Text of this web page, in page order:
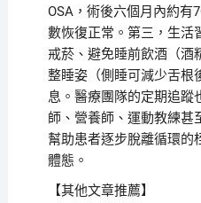
OSA，術後六個月內約有
數恢復正常。第三，生活
戒菸、避免睡前飲酒（酒
整睡姿（側睡可減少舌根
息。醫療團隊的定期追蹤
師、營養師、運動教練甚
幫助患者逐步脫離循環的
體態。
【其他文章推薦】